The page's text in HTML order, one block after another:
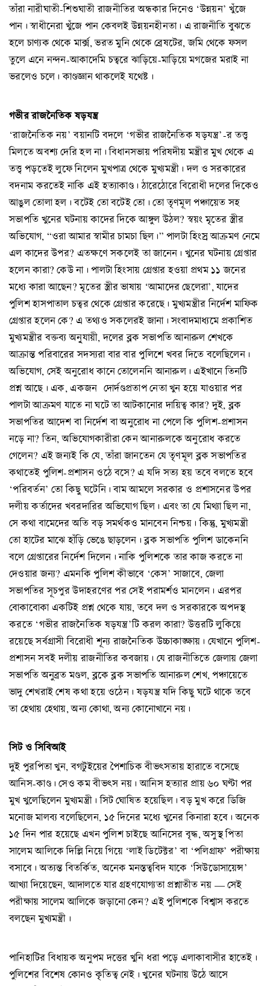
তাঁরা নারীঘাতী-শিশুঘাতী রাজনীতির অন্ধকার দিনেও ‘উন্নয়ন’ খুঁজে
পান। স্বাধীনেরা খুঁজে পান কেবলই উন্নয়নহীনতা। এ রাজনীতি বুঝতে
হলে চাণ্যক থেকে মার্ক্স, ভরত মুনি থেকে ব্রেষটের, জমি থেকে ফসল
তুলে এনে নন্দন-আকাদেমি চত্বরে ঝাড়িয়ে-মাড়িয়ে মগজের মরাই না
ভরলেও চলে। কাণ্ডজ্ঞান থাকলেই যথেষ্ট।
গভীর রাজনৈতিক ষড়যন্ত্র
‘রাজনৈতিক নয়’ বয়ানটি বদলে ‘গভীর রাজনৈতিক ষড়যন্ত্র’-র তত্ত্ব
মিলতে অবশ্য দেরি হল না। বিধানসভায় পরিষদীয় মন্ত্রীর মুখ থেকে এ
তত্ত্ব পড়তেই লুফে নিলেন মুখপাত্র থেকে মুখ্যমন্ত্রী। দল ও সরকারের
বদনাম করতেই নাকি এই হত্যাকাণ্ড। ঠারেঠোরে বিরোধী দলের দিকেও
আঙুল তোলা হল। বটেই তো বটেই তো। তো তৃণমূল পঞ্চায়েত সহ
সভাপতি খুনের ঘটনায় কাদের দিকে আঙ্গুল উঠল? স্বয়ং মৃতের স্ত্রীর
অভিযোগ, “ওরা আমার স্বামীর চামচা ছিল।” পালটা হিংস্র আক্রমণ নেমে
এল কাদের উপর? এতক্ষণে সকলেই তা জানেন। খুনের ঘটনায় গ্রেপ্তার
হলেন কারা? কেউ না। পালটা হিংসায় গ্রেপ্তার হওয়া প্রথম ১১ জনের
মধ্যে কারা আছেন? মৃতের স্ত্রীর ভাষায় ‘আমাদের ছেলেরা’, যাদের
পুলিশ হাসপাতাল চত্বর থেকে গ্রেপ্তার করেছে। মুখ্যমন্ত্রীর নির্দেশ মাফিক
গ্রেপ্তার হলেন কে? এ তথ্যও সকলেরই জানা। সংবাদমাধ্যমে প্রকাশিত
মুখ্যমন্ত্রীর বক্তব্য অনু্যায়ী, দলের ব্লক সভাপতি আনারুল শেখকে
আক্রান্ত পরিবারের সদস্যরা বার বার পুলিশে খবর দিতে বলেছিলেন।
অভিযোগ, সেই অনুরোধ কানে তোলেননি আনারুল। এইখানে তিনটি
প্রশ্ন আছে। এক, একজন দোর্দণ্ডপ্রতাপ নেতা খুন হয়ে যাওয়ার পর
পালটা আক্রমণ যাতে না ঘটে তা আটকানোর দায়িত্ব কার? দুই, ব্লক
সভাপতির আদেশ বা নির্দেশ বা অনুরোধ না পেলে কি পুলিশ-প্রশাসন
নড়ে না? তিন, অভিযোগকারীরা কেন আনারুলকে অনুরোধ করতে
গেলেন? এই জন্যই কি যে, তাঁরা জানতেন যে তৃণমূল ব্লক সভাপতির
কথাতেই পুলিশ-প্রশাসন ওঠে বসে? এ যদি সত্য হয় তবে বলতে হবে
‘পরিবর্তন’ তো কিছু ঘটেনি। বাম আমলে সরকার ও প্রশাসনের উপর
দলীয় কর্তাদের খবরদারির অভিযোগ ছিল। এবং তা যে মিথ্যা ছিল না,
সে কথা বামেদের অতি বড় সমর্থকও মানবেন নিশ্চয়। কিন্তু, মুখ্যমন্ত্রী
তো হাটের মাঝে হাঁড়ি ভেঙে ছাড়লেন। ব্লক সভাপতি পুলিশ ডাকেননি
বলে গ্রেপ্তারের নির্দেশ দিলেন। নাকি পুলিশকে তার কাজ করতে না
দেওয়ার জন্য? এমনকি পুলিশ কীভাবে ‘কেস’ সাজাবে, জেলা
সভাপতির সূচপুর উদাহরণের পর সেই পরামর্শও মানলেন। এরপর
বোকাবোকা একটিই প্রশ্ন থেকে যায়, তবে দল ও সরকারকে অপদস্থ
করতে ‘গভীর রাজনৈতিক ষড়যন্ত্র’টি করল কারা? উত্তরটি লুকিয়ে
রয়েছে সর্বগ্রাসী বিরোধী শূন্য রাজনৈতিক উচ্চাকাঙ্ক্ষায়। যেখানে পুলিশ-
প্রশাসন সবই দলীয় রাজনীতির কবজায়। যে রাজনীতিতে জেলায় জেলা
সভাপতি অনুব্রত মণ্ডল, ব্লকে ব্লক সভাপতি আনারুল শেখ, পঞ্চায়েতে
ভাদু শেখরাই শেষ কথা হয়ে ওঠেন। ষড়যন্ত্র যদি কিছু ঘটে থাকে তবে
তা হেথায় হেথায়, অন্য কোথা, অন্য কোনোখানে নয়।
সিট ও সিবিআই
দুই পুরপিতা খুন, বগটুইয়ের পৈশাচিক বীভৎসতায় হারাতে বসেছে
আনিস-কাণ্ড। সেও কম বীভৎস নয়। আনিস হত্যার প্রায় ৬০ ঘণ্টা পর
মুখ খুলেছিলেন মুখ্যমন্ত্রী। সিট ঘোষিত হয়েছিল। বড় মুখ করে ডিজি
মনোজ মালব্য বলেছিলেন, ১৫ দিনের মধ্যে খুনের কিনারা হবে। অনেক
১৫ দিন পার হয়েছে এখন পুলিশ চাইছে আনিসের বৃদ্ধ, অসুস্থ পিতা
সালেম আলিকে দিল্লি নিয়ে গিয়ে ‘লাই ডিটেক্টর’ বা ‘পলিগ্রাফ’ পরীক্ষায়
বসাবে। অত্যন্ত বিতর্কিত, অনেক মনস্তত্ববিদ যাকে ‘সিউডোসায়েন্স’
আখ্যা দিয়েছেন, আদালতে যার গ্রহণযোগ্যতা প্রশ্নাতীত নয় — সেই
পরীক্ষায় সালেম আলিকে জড়ানো কেন? এই পুলিশকে বিশ্বাস করতে
বলছেন মুখ্যমন্ত্রী।
পানিহাটির বিধায়ক অনুপম দত্তের খুনি ধরা পড়ে এলাকাবাসীর হাতেই।
পুলিশের বিশেষ কোনও কৃতিত্ব নেই। খুনের ঘটনায় উঠে আসে